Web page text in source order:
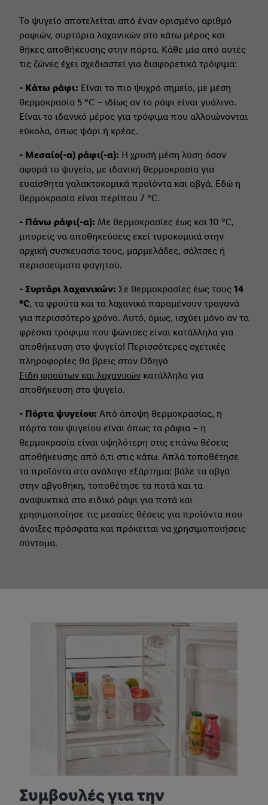
Το ψυγείο αποτελείται από έναν ορισμένο αριθμό
ραφιών, συρτάρια λαχανικών στο κάτω μέρος και
θήκες αποθήκευσης στην πόρτα. Κάθε μία από αυτές
τις ζώνες έχει σχεδιαστεί για διαφορετικά τρόφιμα:
- Κάτω ράφι: Είναι το πιο ψυχρό σημείο, με μέση
θερμοκρασία 5 °C – ιδίως αν το ράφι είναι γυάλινο.
Είναι το ιδανικό μέρος για τρόφιμα που αλλοιώνονται
εύκολα, όπως ψάρι ή κρέας.
- Μεσαίο(-α) ράφι(-α): Η χρυσή μέση λύση όσον
αφορά το ψυγείο, με ιδανική θερμοκρασία για
ευαίσθητα γαλακτοκομικά προϊόντα και αβγά. Εδώ η
θερμοκρασία είναι περίπου 7 °C.
- Πάνω ράφι(-α): Με θερμοκρασίες έως και 10 °C,
μπορείς να αποθηκεύσεις εκεί τυροκομικά στην
αρχική συσκευασία τους, μαρμελάδες, σάλτσες ή
περισσεύματα φαγητού.
- Συρτάρι λαχανικών: Σε θερμοκρασίες έως τους 14
°C, τα φρούτα και τα λαχανικά παραμένουν τραγανά
για περισσότερο χρόνο. Αυτό, όμως, ισχύει μόνο αν τα
φρέσκα τρόφιμα που ψώνισες είναι κατάλληλα για
αποθήκευση στο ψυγείο! Περισσότερες σχετικές
πληροφορίες θα βρεις στον Οδηγό
Είδη φρούτων και λαχανικών κατάλληλα για
αποθήκευση στο ψυγείο.
- Πόρτα ψυγείου: Από άποψη θερμοκρασίας, η
πόρτα του ψυγείου είναι όπως τα ράφια – η
θερμοκρασία είναι υψηλότερη στις επάνω θέσεις
αποθήκευσης από ό,τι στις κάτω. Απλά τοποθέτησε
τα προϊόντα στο ανάλογο εξάρτημα: βάλε τα αβγά
στην αβγοθήκη, τοποθέτησε τα ποτά και τα
αναψυκτικά στο ειδικό ράφι για ποτά και
χρησιμοποίησε τις μεσαίες θέσεις για προϊόντα που
άνοιξες πρόσφατα και πρόκειται να χρησιμοποιήσεις
σύντομα.
Συμβουλές για την